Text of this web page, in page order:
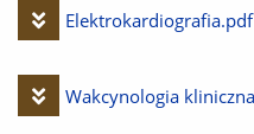
Pobierz
Elektrokardiografia.pdf
Pobierz
Wakcynologia